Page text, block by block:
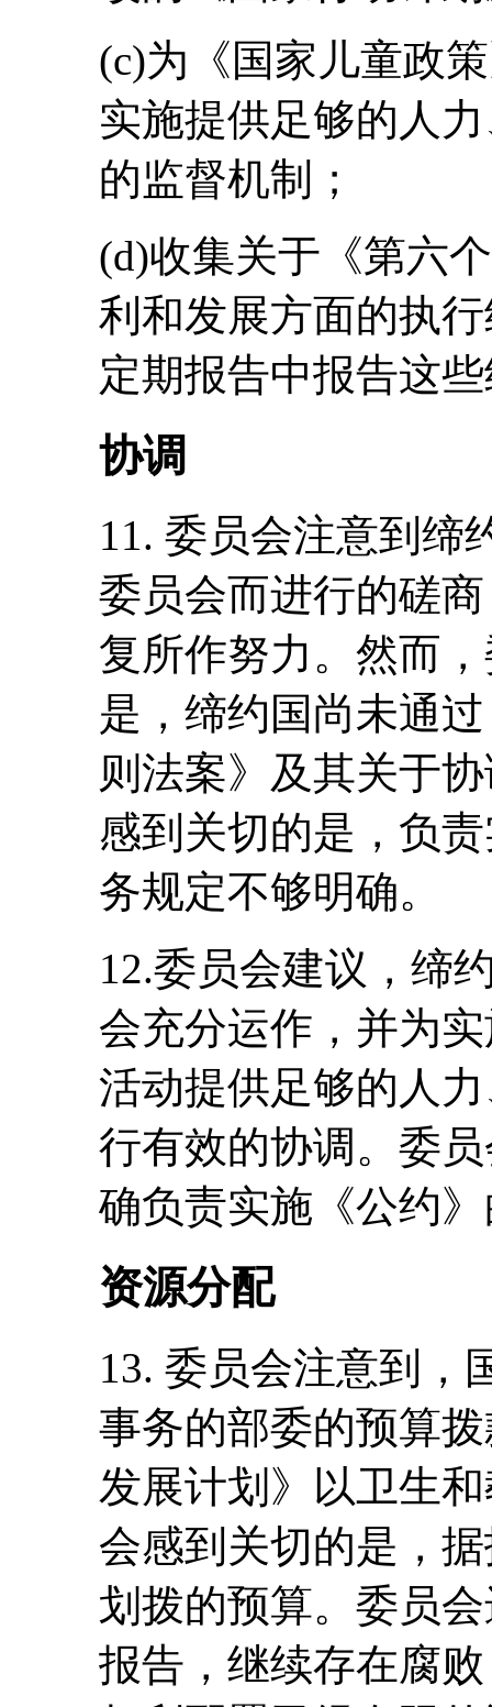
(c)为《国家儿童政
实施提供足够的人
的监督机制；
(d)收集关于《第六
利和发展方面的执
定期报告中报告这
协调
11. 委员会注意到缔
委员会而进行的磋
复所作努力。然而
是，缔约国尚未通
则法案》及其关于
感到关切的是，负
务规定不够明确。
12.委员会建议，缔
会充分运作，并为
活动提供足够的人
行有效的协调。委
确负责实施《公约
资源分配
13. 委员会注意到，
事务的部委的预算
发展计划》以卫生
会感到关切的是，
划拨的预算。委员
报告，继续存在腐